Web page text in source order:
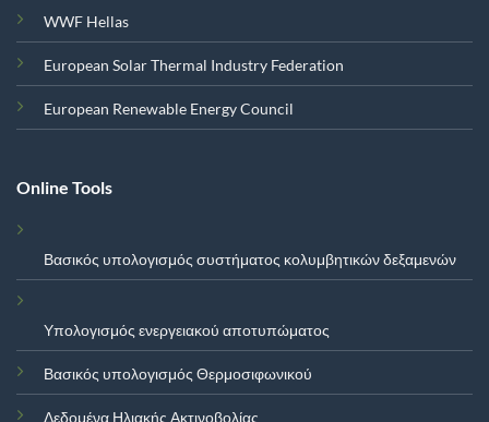
WWF Hellas
European Solar Thermal Industry Federation
European Renewable Energy Council
Online Tools
Βασικός υπολογισμός συστήματος κολυμβητικών δεξαμενών
Υπολογισμός ενεργειακού αποτυπώματος
Βασικός υπολογισμός Θερμοσιφωνικού
Δεδομένα Ηλιακής Ακτινοβολίας